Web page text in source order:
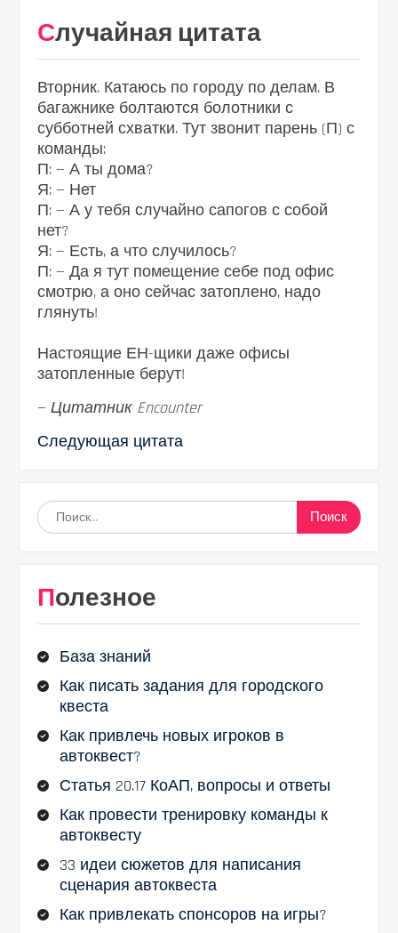
Случайная цитата
Вторник. Катаюсь по городу по делам. В
багажнике болтаются болотники с
субботней схватки. Тут звонит парень (П) с
команды:
П: — А ты дома?
Я: — Нет
П: — А у тебя случайно сапогов с собой
нет?
Я: — Есть, а что случилось?
П: — Да я тут помещение себе под офис
смотрю, а оно сейчас затоплено, надо
глянуть!
Настоящие ЕН-щики даже офисы
затопленные берут!
— Цитатник Encounter
Следующая цитата
Найти:
Полезное
База знаний
Как писать задания для городского
квеста
Как привлечь новых игроков в
автоквест?
Статья 20.17 КоАП, вопросы и ответы
Как провести тренировку команды к
автоквесту
33 идеи сюжетов для написания
сценария автоквеста
Как привлекать спонсоров на игры?